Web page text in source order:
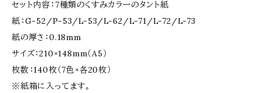
セット内容：7種類のくすみカラーのタント紙
紙：G-52/P-53/L-53/L-62/L-71/L-72/L-73
紙の厚さ：0.18mm
サイズ：210×148mm（A5）
枚数：140枚（7色×各20枚）
※紙箱に入ってます。